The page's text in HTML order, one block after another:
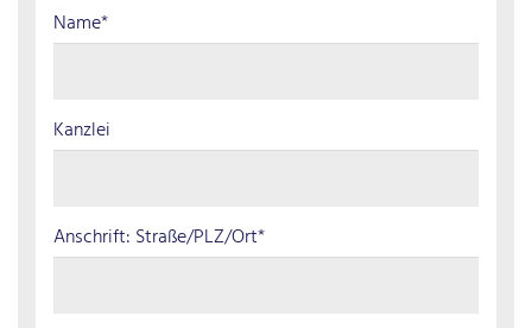
Name*
Kanzlei
Anschrift: Straße/PLZ/Ort*